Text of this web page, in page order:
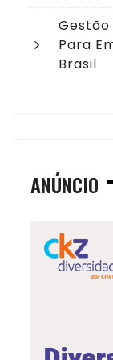
Para
Brasil
ANÚNCIO